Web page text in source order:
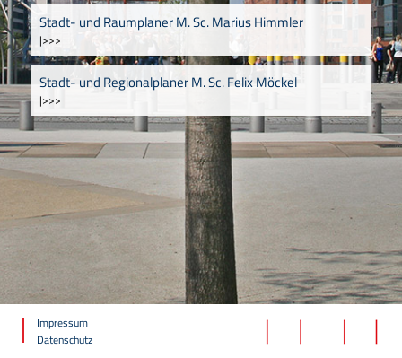
Stadt- und Raumplaner M. Sc. Marius Himmler
|>>>
Stadt- und Regionalplaner M. Sc. Felix Möckel
|>>>
Impressum
Datenschutz